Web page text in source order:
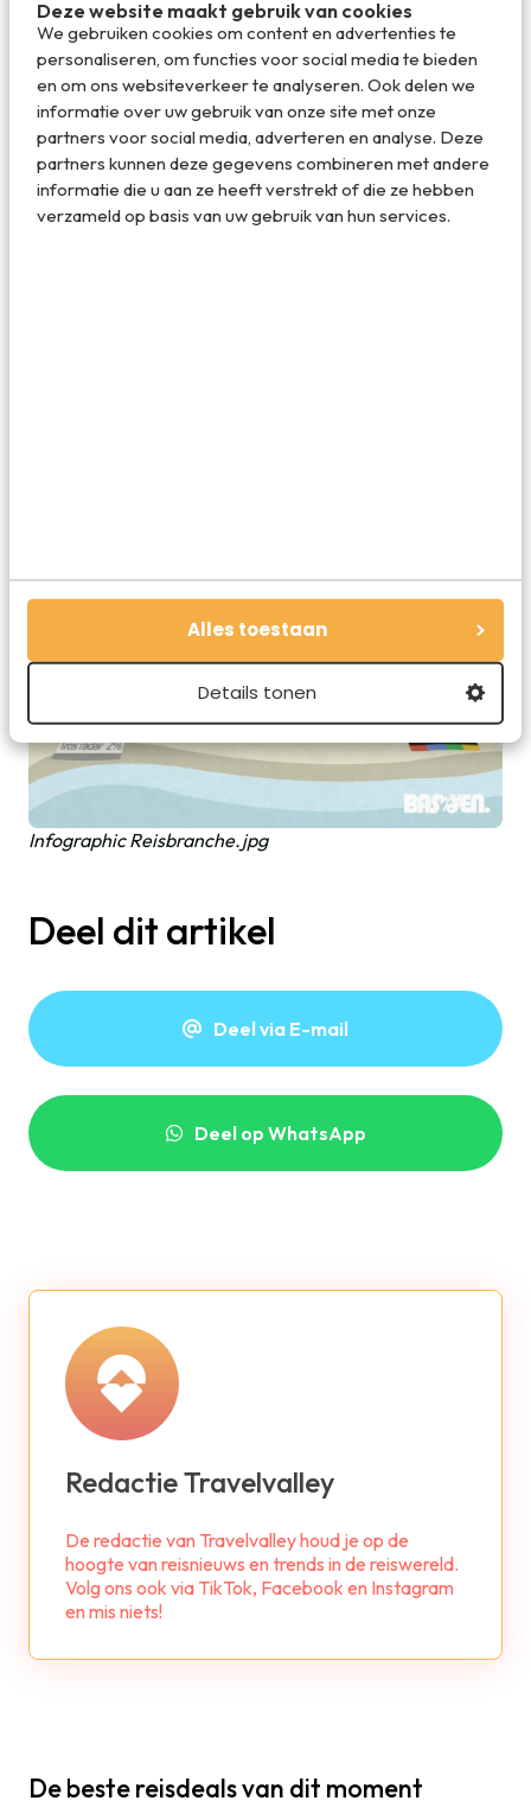
Deze website maakt gebruik van cookies
We gebruiken cookies om content en advertenties te
personaliseren, om functies voor social media te bieden
en om ons websiteverkeer te analyseren. Ook delen we
informatie over uw gebruik van onze site met onze
partners voor social media, adverteren en analyse. Deze
partners kunnen deze gegevens combineren met andere
informatie die u aan ze heeft verstrekt of die ze hebben
verzameld op basis van uw gebruik van hun services.
Alles toestaan
Details tonen
Infographic Reisbranche.jpg
Deel dit artikel
Deel via E-mail
Deel op WhatsApp
Redactie Travelvalley
De redactie van Travelvalley houd je op de
hoogte van reisnieuws en trends in de reiswereld.
Volg ons ook via TikTok, Facebook en Instagram
en mis niets!
De beste reisdeals van dit moment